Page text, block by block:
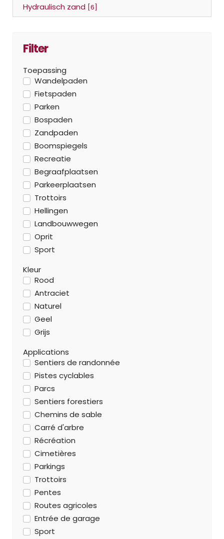
Hydraulisch zand [6]
Filter
Toepassing
Wandelpaden
Fietspaden
Parken
Bospaden
Zandpaden
Boomspiegels
Recreatie
Begraafplaatsen
Parkeerplaatsen
Trottoirs
Hellingen
Landbouwwegen
Oprit
Sport
Kleur
Rood
Antraciet
Naturel
Geel
Grijs
Applications
Sentiers de randonnée
Pistes cyclables
Parcs
Sentiers forestiers
Chemins de sable
Carré d'arbre
Récréation
Cimetières
Parkings
Trottoirs
Pentes
Routes agricoles
Entrée de garage
Sport